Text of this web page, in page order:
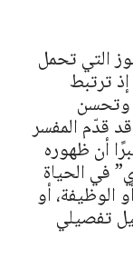
التي تحمل
ترتبط
وتحسن
قدّم المفسر
أن ظهوره
في الحياة
الوظيفة، أو
تفصيلي